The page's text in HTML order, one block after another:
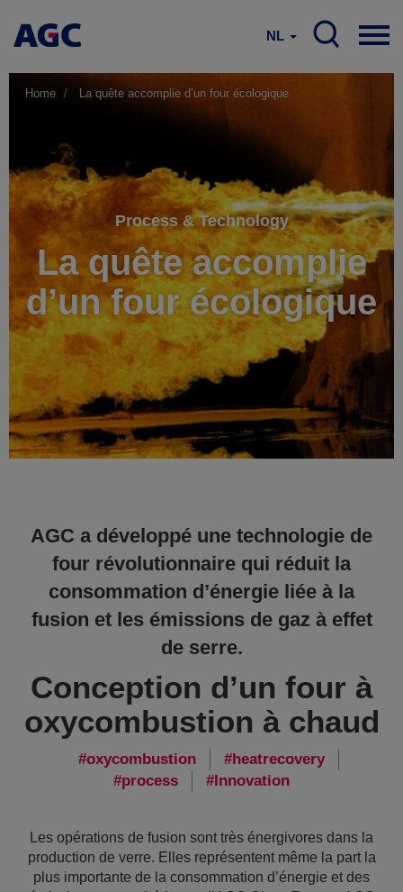
NL
Home La quête accomplie d’un four écologique
Process & Technology
La quête accomplie
d’un four écologique
AGC a développé une technologie de
four révolutionnaire qui réduit la
consommation d’énergie liée à la
fusion et les émissions de gaz à effet
de serre.
Conception d’un four à
oxycombustion à chaud
oxycombustion
heatrecovery
process
Innovation
Les opérations de fusion sont très énergivores dans la
production de verre. Elles représentent même la part la
plus importante de la consommation d’énergie et des